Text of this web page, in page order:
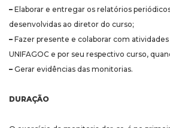
– Elaborar e entregar os relatórios
desenvolvidas ao diretor do curso;
– Fazer presente e colaborar com
UNIFAGOC e por seu respectivo curso,
– Gerar evidências das monitorias.
DURAÇÃO